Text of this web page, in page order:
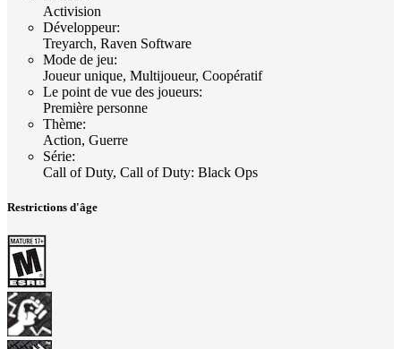
Activision
Développeur:
Treyarch, Raven Software
Mode de jeu:
Joueur unique, Multijoueur, Coopératif
Le point de vue des joueurs:
Première personne
Thème:
Action, Guerre
Série:
Call of Duty, Call of Duty: Black Ops
Restrictions d'âge